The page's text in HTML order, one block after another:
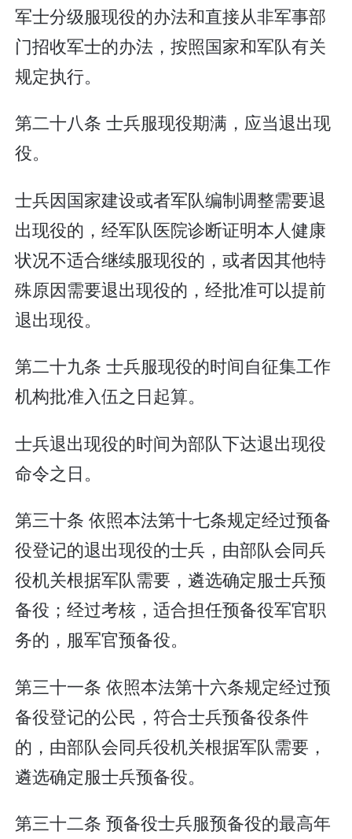
军士分级服现役的办法和直接从非军事部
门招收军士的办法，按照国家和军队有关
规定执行。
第二十八条 士兵服现役期满，应当退出现
役。
士兵因国家建设或者军队编制调整需要退
出现役的，经军队医院诊断证明本人健康
状况不适合继续服现役的，或者因其他特
殊原因需要退出现役的，经批准可以提前
退出现役。
第二十九条 士兵服现役的时间自征集工作
机构批准入伍之日起算。
士兵退出现役的时间为部队下达退出现役
命令之日。
第三十条 依照本法第十七条规定经过预备
役登记的退出现役的士兵，由部队会同兵
役机关根据军队需要，遴选确定服士兵预
备役；经过考核，适合担任预备役军官职
务的，服军官预备役。
第三十一条 依照本法第十六条规定经过预
备役登记的公民，符合士兵预备役条件
的，由部队会同兵役机关根据军队需要，
遴选确定服士兵预备役。
第三十二条 预备役士兵服预备役的最高年